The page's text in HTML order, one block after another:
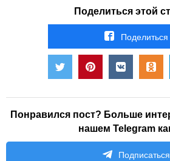
Поделиться этой
Поделиться
Понравился пост? Больше
нашем Telegram
Подписаться